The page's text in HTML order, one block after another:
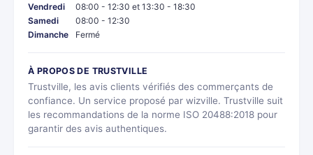
Vendredi
08:00 - 12:30 et 13:30 - 18:30
Samedi
08:00 - 12:30
Dimanche
Fermé
À PROPOS DE TRUSTVILLE
Trustville, les avis clients vérifiés des commerçants de
confiance. Un service proposé par wizville. Trustville suit
les recommandations de la norme ISO 20488:2018 pour
garantir des avis authentiques.